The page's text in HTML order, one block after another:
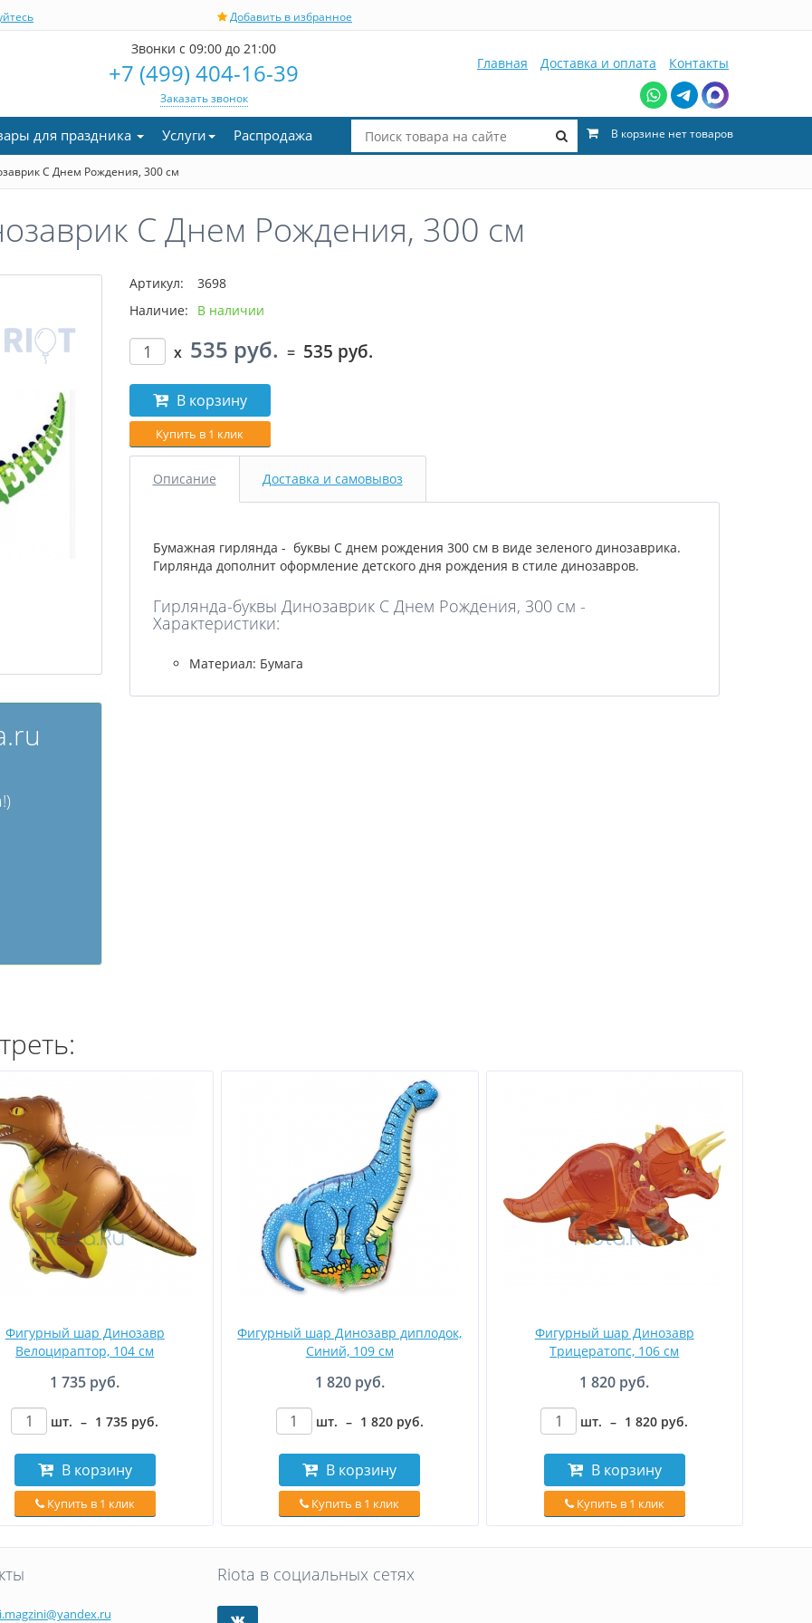
Добавить в избранное
Звонки с 09:00 до 21:00
+7 (499) 404-16-39
Заказать звонок
Главная Доставка и оплата Контакты
В корзине нет товаров
для праздника Услуги Распродажа
С Днем Рождения, 300 см
С Днем Рождения, 300 см
Артикул:
3698
Наличие:
В наличии
x 535 руб. = 535 руб.
В корзину
Купить в 1 клик
Описание Доставка и самовывоз
Бумажная гирлянда - буквы С днем рождения 300 см в виде зеленого динозаврика.
Гирлянда дополнит оформление детского дня рождения в стиле динозавров.
Гирлянда-буквы Динозаврик С Днем Рождения, 300 см -
Характеристики:
Материал: Бумага
Фигурный шар Динозавр
Велоцираптор, 104 см
1 735 руб.
шт. – 1 735 руб.
В корзину
Купить в 1 клик
Фигурный шар Динозавр диплодок,
Синий, 109 см
1 820 руб.
шт. – 1 820 руб.
В корзину
Купить в 1 клик
Фигурный шар Динозавр
Трицератопс, 106 см
1 820 руб.
шт. – 1 820 руб.
В корзину
Купить в 1 клик
Riota в социальных сетях